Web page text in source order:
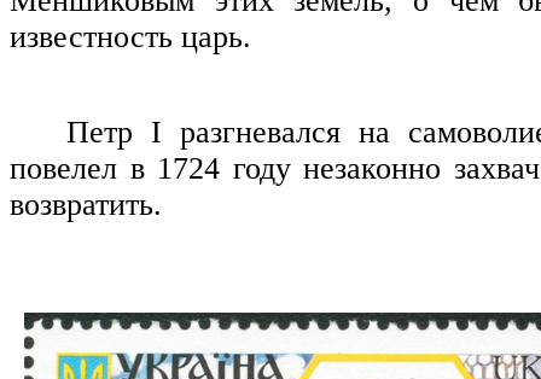
известность царь.
Петр I разгневался на
повелел в 1724 году незаконно
возвратить.